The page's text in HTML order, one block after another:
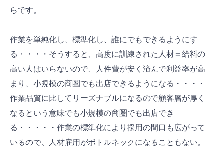
らです。
作業を単純化し、標準化し、誰にでもできるようにす
る・・・・そうすると、高度に訓練された人材＝給料の
高い人はいらないので、人件費が安く済んで利益率が高
まり、小規模の商圏でも出店できるようになる・・・・
作業品質に比してリーズナブルになるので顧客層が厚く
なるという意味でも小規模の商圏でも出店でき
る・・・・・作業の標準化により採用の間口も広がって
いるので、人材雇用がボトルネックになることもない。